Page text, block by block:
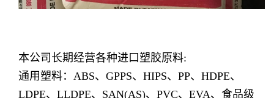
本公司长期经营各种进口塑胶原料:
通用塑料：ABS、GPPS、HIPS、PP、HDPE、
LDPE、LLDPE、SAN(AS)、PVC、EVA、食品级